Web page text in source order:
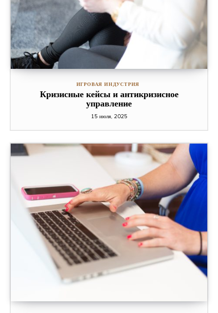
ИГРОВАЯ ИНДУСТРИЯ
Кризисные кейсы и антикризисное
управление
15 июля, 2025